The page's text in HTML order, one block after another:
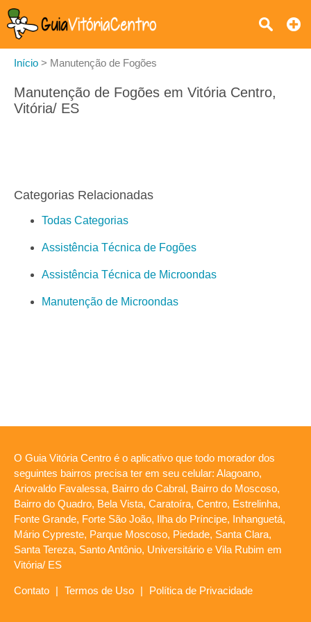
Início > Manutenção de Fogões
Manutenção de Fogões em Vitória Centro,
Vitória/ ES
Categorias Relacionadas
Todas Categorias
Assistência Técnica de Fogões
Assistência Técnica de Microondas
Manutenção de Microondas
O Guia Vitória Centro é o aplicativo que todo morador dos
seguintes bairros precisa ter em seu celular: Alagoano,
Ariovaldo Favalessa, Bairro do Cabral, Bairro do Moscoso,
Bairro do Quadro, Bela Vista, Caratoíra, Centro, Estrelinha,
Fonte Grande, Forte São João, Ilha do Príncipe, Inhanguetá,
Mário Cypreste, Parque Moscoso, Piedade, Santa Clara,
Santa Tereza, Santo Antônio, Universitário e Vila Rubim em
Vitória/ ES
Contato | Termos de Uso | Política de Privacidade